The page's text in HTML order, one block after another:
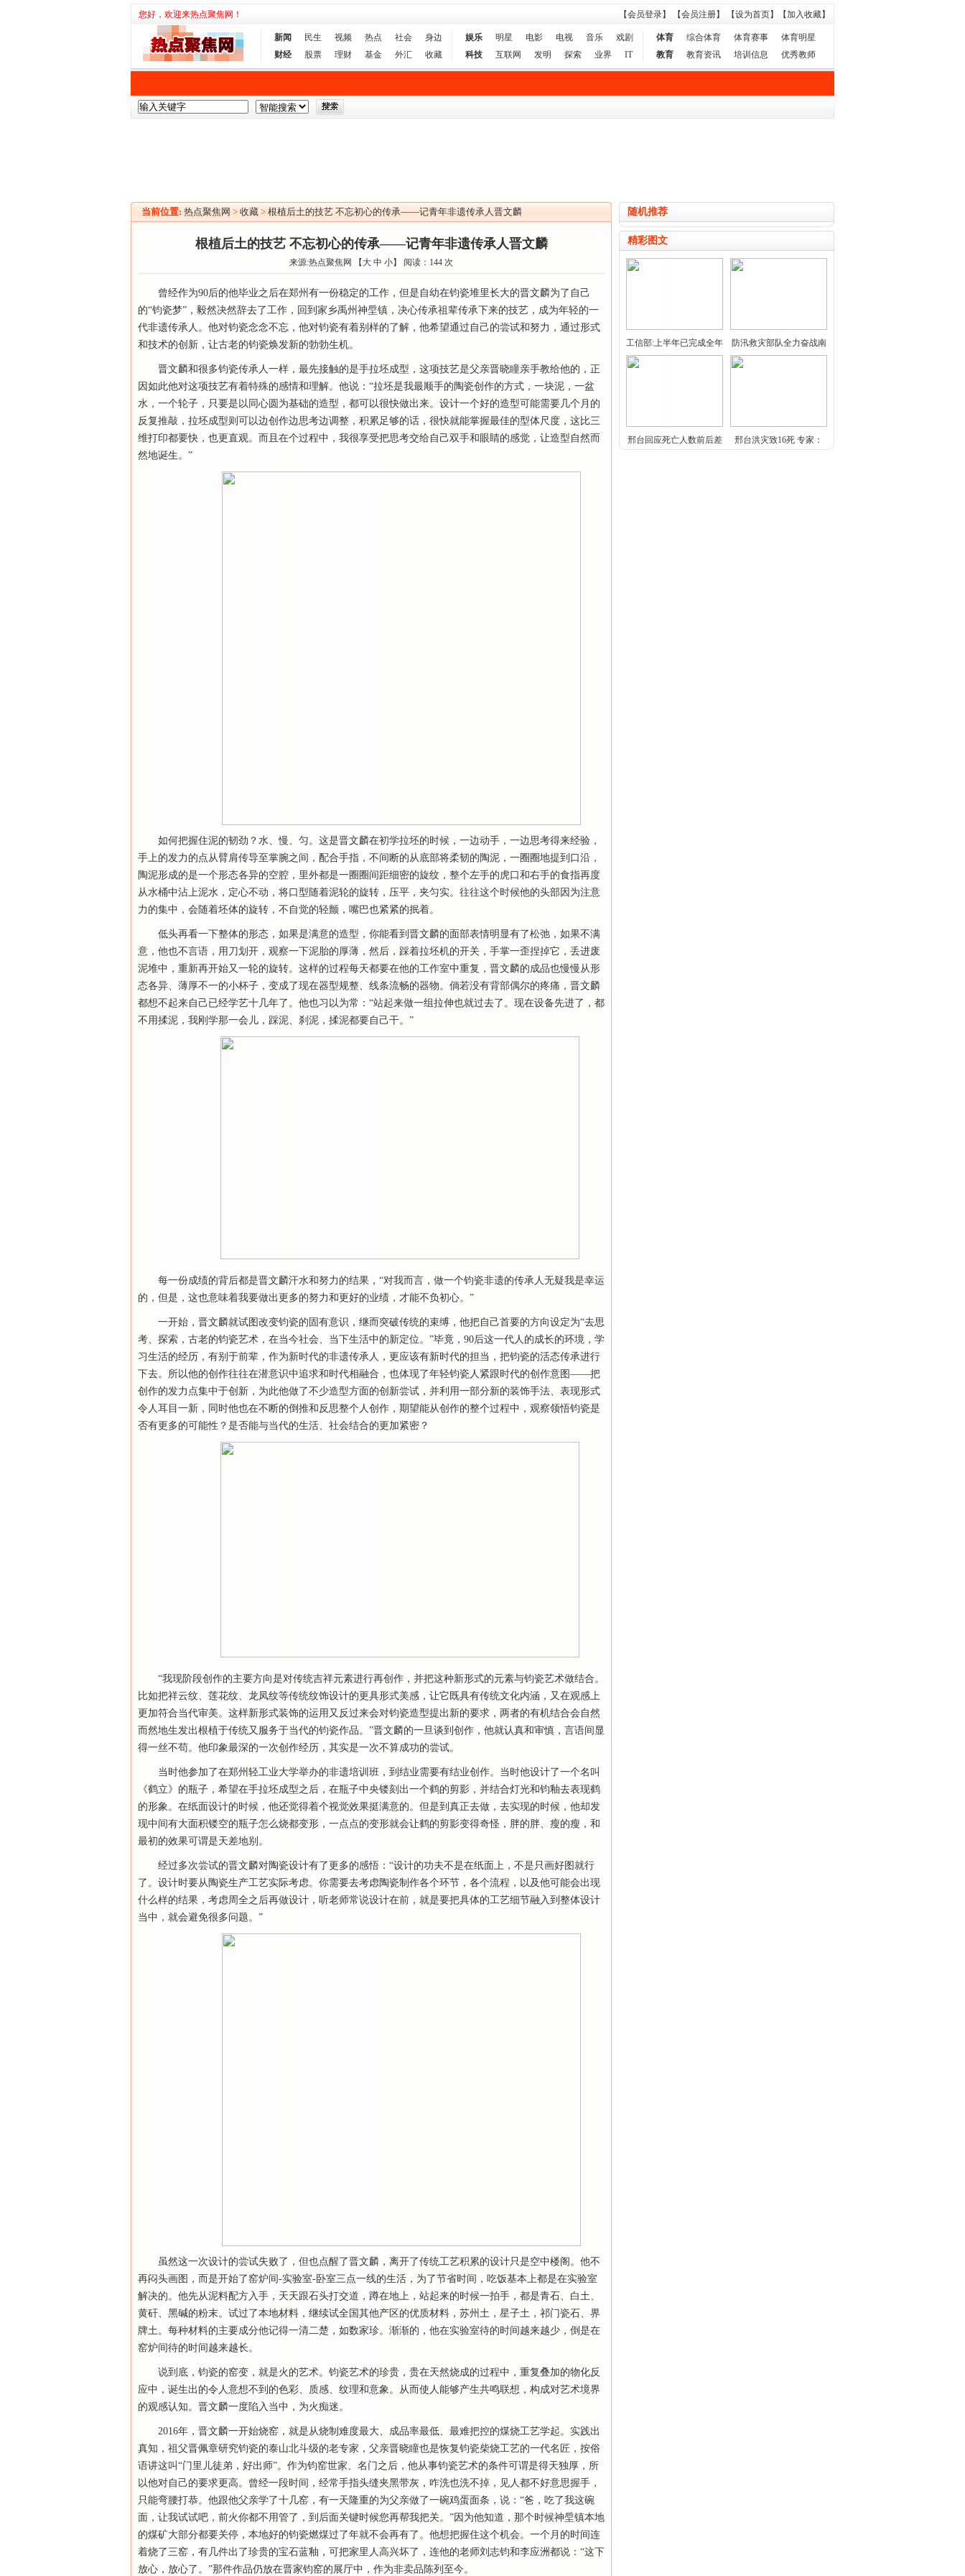
您好，欢迎来热点聚焦网！ 【会员登录】 【会员注册】 【设为首页】 【加入收藏】
新闻 民生 视频 热点 社会
身边
财经
股票 理财 基金 外汇 收藏
娱乐 明星 电影 电视 音乐
戏剧
科技
互联网 发明 探索 业界 IT
体育 综合体育 体育赛事
体育明星
教育
教育资讯 培训信息 优秀教师
当前位置: 热点聚焦网 > 收藏 > 根植后土的技艺 不忘初心的传承——记青年非遗传承人晋文麟
根植后土的技艺 不忘初心的传承——记青年非遗传承人晋文麟
来源:热点聚焦网 【 大 中 小】 阅读： 144 次
曾经作为90后的他毕业之后在郑州有一份稳定的工作，但是自幼在钧瓷堆里长大的晋文麟为了自己
的“钧瓷梦”，毅然决然辞去了工作，回到家乡禹州神垕镇，决心传承祖辈传承下来的技艺，成为年轻的一
代非遗传承人。他对钧瓷念念不忘，他对钧瓷有着别样的了解，他希望通过自己的尝试和努力，通过形式
和技术的创新，让古老的钧瓷焕发新的勃勃生机。
晋文麟和很多钧瓷传承人一样，最先接触的是手拉坯成型，这项技艺是父亲晋晓瞳亲手教给他的，正
因如此他对这项技艺有着特殊的感情和理解。他说：“拉坯是我最顺手的陶瓷创作的方式，一块泥，一盆
水，一个轮子，只要是以同心圆为基础的造型，都可以很快做出来。设计一个好的造型可能需要几个月的
反复推敲，拉坯成型则可以边创作边思考边调整，积累足够的话，很快就能掌握最佳的型体尺度，这比三
维打印都要快，也更直观。而且在个过程中，我很享受把思考交给自己双手和眼睛的感觉，让造型自然而
然地诞生。”
如何把握住泥的韧劲？水、慢、匀。这是晋文麟在初学拉坯的时候，一边动手，一边思考得来经验，
手上的发力的点从臂肩传导至掌腕之间，配合手指，不间断的从底部将柔韧的陶泥，一圈圈地提到口沿，
陶泥形成的是一个形态各异的空腔，里外都是一圈圈间距细密的旋纹，整个左手的虎口和右手的食指再度
从水桶中沾上泥水，定心不动，将口型随着泥轮的旋转，压平，夹匀实。往往这个时候他的头部因为注意
力的集中，会随着坯体的旋转，不自觉的轻颤，嘴巴也紧紧的抿着。
低头再看一下整体的形态，如果是满意的造型，你能看到晋文麟的面部表情明显有了松弛，如果不满
意，他也不言语，用刀划开，观察一下泥胎的厚薄，然后，踩着拉坯机的开关，手掌一歪捏掉它，丢进废
泥堆中，重新再开始又一轮的旋转。这样的过程每天都要在他的工作室中重复，晋文麟的成品也慢慢从形
态各异、薄厚不一的小杯子，变成了现在器型规整、线条流畅的器物。倘若没有背部偶尔的疼痛，晋文麟
都想不起来自己已经学艺十几年了。他也习以为常：“站起来做一组拉伸也就过去了。现在设备先进了，都
不用揉泥，我刚学那一会儿，踩泥、刹泥，揉泥都要自己干。”
每一份成绩的背后都是晋文麟汗水和努力的结果，“对我而言，做一个钧瓷非遗的传承人无疑我是幸运
的，但是，这也意味着我要做出更多的努力和更好的业绩，才能不负初心。”
一开始，晋文麟就试图改变钧瓷的固有意识，继而突破传统的束缚，他把自己首要的方向设定为“去思
考、探索，古老的钧瓷艺术，在当今社会、当下生活中的新定位。”毕竟，90后这一代人的成长的环境，学
习生活的经历，有别于前辈，作为新时代的非遗传承人，更应该有新时代的担当，把钧瓷的活态传承进行
下去。所以他的创作往往在潜意识中追求和时代相融合，也体现了年轻钧瓷人紧跟时代的创作意图——把
创作的发力点集中于创新，为此他做了不少造型方面的创新尝试，并利用一部分新的装饰手法、表现形式
令人耳目一新，同时他也在不断的倒推和反思整个人创作，期望能从创作的整个过程中，观察领悟钧瓷是
否有更多的可能性？是否能与当代的生活、社会结合的更加紧密？
“我现阶段创作的主要方向是对传统吉祥元素进行再创作，并把这种新形式的元素与钧瓷艺术做结合。
比如把祥云纹、莲花纹、龙凤纹等传统纹饰设计的更具形式美感，让它既具有传统文化内涵，又在观感上
更加符合当代审美。这样新形式装饰的运用又反过来会对钧瓷造型提出新的要求，两者的有机结合会自然
而然地生发出根植于传统又服务于当代的钧瓷作品。”晋文麟的一旦谈到创作，他就认真和审慎，言语间显
得一丝不苟。他印象最深的一次创作经历，其实是一次不算成功的尝试。
当时他参加了在郑州轻工业大学举办的非遗培训班，到结业需要有结业创作。当时他设计了一个名叫
《鹤立》的瓶子，希望在手拉坯成型之后，在瓶子中央镂刻出一个鹤的剪影，并结合灯光和钧釉去表现鹤
的形象。在纸面设计的时候，他还觉得着个视觉效果挺满意的。但是到真正去做，去实现的时候，他却发
现中间有大面积镂空的瓶子怎么烧都变形，一点点的变形就会让鹤的剪影变得奇怪，胖的胖、瘦的瘦，和
最初的效果可谓是天差地别。
经过多次尝试的晋文麟对陶瓷设计有了更多的感悟：“设计的功夫不是在纸面上，不是只画好图就行
了。设计时要从陶瓷生产工艺实际考虑。你需要去考虑陶瓷制作各个环节，各个流程，以及他可能会出现
什么样的结果，考虑周全之后再做设计，听老师常说设计在前，就是要把具体的工艺细节融入到整体设计
当中，就会避免很多问题。”
虽然这一次设计的尝试失败了，但也点醒了晋文麟，离开了传统工艺积累的设计只是空中楼阁。他不
再闷头画图，而是开始了窑炉间-实验室-卧室三点一线的生活，为了节省时间，吃饭基本上都是在实验室
解决的。他先从泥料配方入手，天天跟石头打交道，蹲在地上，站起来的时候一拍手，都是青石、白土、
黄矸、黑碱的粉末。试过了本地材料，继续试全国其他产区的优质材料，苏州土，星子土，祁门瓷石、界
牌土。每种材料的主要成分他记得一清二楚，如数家珍。渐渐的，他在实验室待的时间越来越少，倒是在
窑炉间待的时间越来越长。
说到底，钧瓷的窑变，就是火的艺术。钧瓷艺术的珍贵，贵在天然烧成的过程中，重复叠加的物化反
应中，诞生出的令人意想不到的色彩、质感、纹理和意象。从而使人能够产生共鸣联想，构成对艺术境界
的观感认知。晋文麟一度陷入当中，为火痴迷。
2016年，晋文麟一开始烧窑，就是从烧制难度最大、成品率最低、最难把控的煤烧工艺学起。实践出
真知，祖父晋佩章研究钧瓷的泰山北斗级的老专家，父亲晋晓瞳也是恢复钧瓷柴烧工艺的一代名匠，按俗
语讲这叫“门里儿徒弟，好出师”。作为钧窑世家、名门之后，他从事钧瓷艺术的条件可谓是得天独厚，所
以他对自己的要求更高。曾经一段时间，经常手指头缝夹黑带灰，咋洗也洗不掉，见人都不好意思握手，
只能弯腰打恭。他跟他父亲学了十几窑，有一天隆重的为父亲做了一碗鸡蛋面条，说：“爸，吃了我这碗
面，让我试试吧，前火你都不用管了，到后面关键时候您再帮我把关。”因为他知道，那个时候神垕镇本地
的煤矿大部分都要关停，本地好的钧瓷燃煤过了年就不会再有了。他想把握住这个机会。一个月的时间连
着烧了三窑，有几件出了珍贵的宝石蓝釉，可把家里人高兴坏了，连他的老师刘志钧和李应洲都说：“这下
放心，放心了。”那件作品仍放在晋家钧窑的展厅中，作为非卖品陈列至今。
随机推荐
精彩图文
工信部:上半年已完成全年
防汛救灾部队全力奋战南
北
邢台回应死亡人数前后差
邢台洪灾致16死 专家：